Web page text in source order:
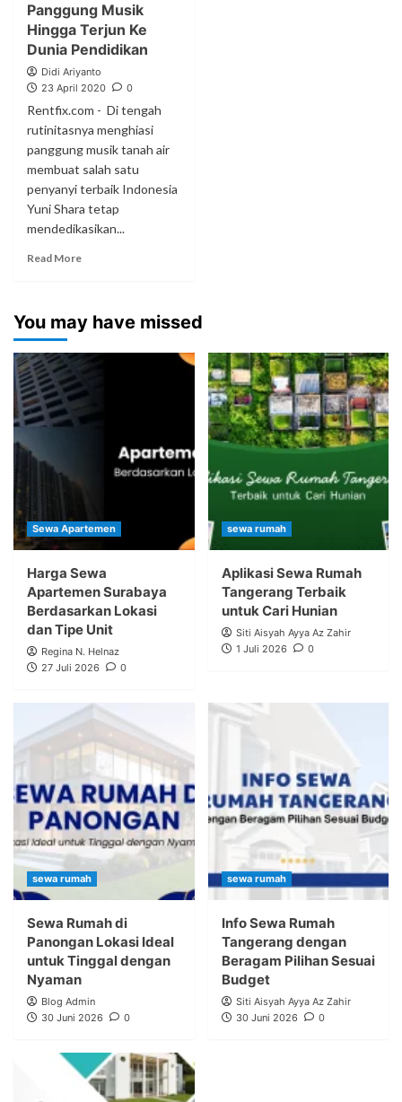
Panggung Musik
Hingga Terjun Ke
Dunia Pendidikan
Didi Ariyanto
23 April 2020
0
Rentfix.com - Di tengah
rutinitasnya menghiasi
panggung musik tanah air
membuat salah satu
penyanyi terbaik Indonesia
Yuni Shara tetap
mendedikasikan...
Read More
You may have missed
Sewa Apartemen
Harga Sewa
Apartemen Surabaya
Berdasarkan Lokasi
dan Tipe Unit
Regina N. Helnaz
27 Juli 2026
0
sewa rumah
Aplikasi Sewa Rumah
Tangerang Terbaik
untuk Cari Hunian
Siti Aisyah Ayya Az Zahir
1 Juli 2026
0
sewa rumah
Sewa Rumah di
Panongan Lokasi Ideal
untuk Tinggal dengan
Nyaman
Blog Admin
30 Juni 2026
0
sewa rumah
Info Sewa Rumah
Tangerang dengan
Beragam Pilihan Sesuai
Budget
Siti Aisyah Ayya Az Zahir
30 Juni 2026
0